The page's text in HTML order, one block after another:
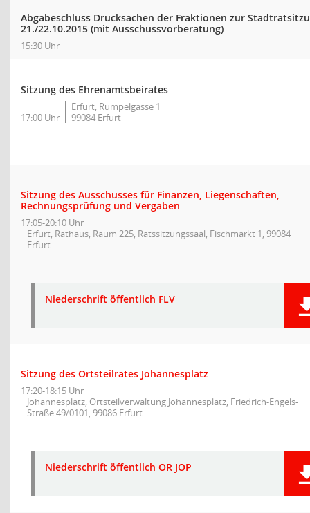
Abgabeschluss Drucksachen der Fraktionen zur
21./22.10.2015 (mit Ausschussvorberatung)
15:30 Uhr
Sitzung des Ehrenamtsbeirates
17:00 Uhr
Erfurt, Rumpelgasse 1
99084 Erfurt
Sitzung des Ausschusses für Finanzen, Liegenschaften,
Rechnungsprüfung und Vergaben
17:05-20:10 Uhr
Erfurt, Rathaus, Raum 225, Ratssitzungssaal, Fischmarkt 1, 99084
Erfurt
Niederschrift öffentlich FLV
Sitzung des Ortsteilrates Johannesplatz
17:20-18:15 Uhr
Johannesplatz, Ortsteilverwaltung Johannesplatz, Friedrich-Engels-
Straße 49/0101, 99086 Erfurt
Niederschrift öffentlich OR JOP